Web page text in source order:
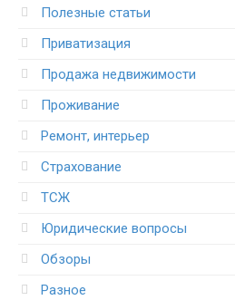
Полезные статьи
Приватизация
Продажа недвижимости
Проживание
Ремонт, интерьер
Страхование
ТСЖ
Юридические вопросы
Обзоры
Разное